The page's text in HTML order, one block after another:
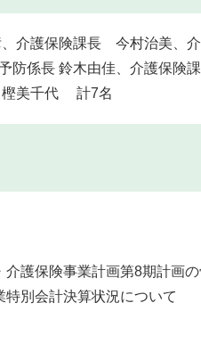
介護保険課長 今村治美、
防係長 鈴木由佳、介護保険
樫美千代 計7名
介護保険事業計画第8期計画
特別会計決算状況について